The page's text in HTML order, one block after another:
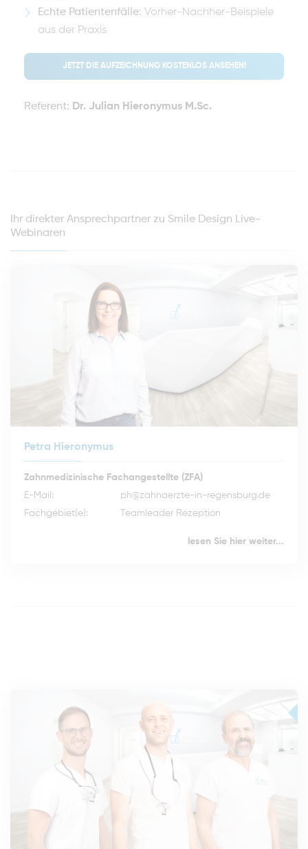
Echte Patientenfälle: Vorher-Nachher-Beispiele
aus der Praxis
JETZT DIE AUFZEICHNUNG KOSTENLOS ANSEHEN!
Referent: Dr. Julian Hieronymus M.Sc.
Ihr direkter Ansprechpartner zu Smile Design Live-
Webinaren
Petra Hieronymus
Zahnmedizinische Fachangestellte (ZFA)
E-Mail:
ph@zahnaerzte-in-regensburg.de
Fachgebiet(e):
Teamleader Rezeption
lesen Sie hier weiter...